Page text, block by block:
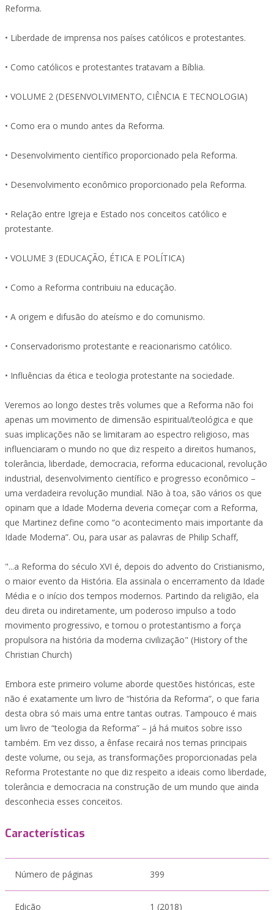
Reforma.
• Liberdade de imprensa nos países católicos e protestantes.
• Como católicos e protestantes tratavam a Bíblia.
• VOLUME 2 (DESENVOLVIMENTO, CIÊNCIA E TECNOLOGIA)
• Como era o mundo antes da Reforma.
• Desenvolvimento científico proporcionado pela Reforma.
• Desenvolvimento econômico proporcionado pela Reforma.
• Relação entre Igreja e Estado nos conceitos católico e
protestante.
• VOLUME 3 (EDUCAÇÃO, ÉTICA E POLÍTICA)
• Como a Reforma contribuiu na educação.
• A origem e difusão do ateísmo e do comunismo.
• Conservadorismo protestante e reacionarismo católico.
• Influências da ética e teologia protestante na sociedade.
Veremos ao longo destes três volumes que a Reforma não foi
apenas um movimento de dimensão espiritual/teológica e que
suas implicações não se limitaram ao espectro religioso, mas
influenciaram o mundo no que diz respeito a direitos humanos,
tolerância, liberdade, democracia, reforma educacional, revolução
industrial, desenvolvimento científico e progresso econômico –
uma verdadeira revolução mundial. Não à toa, são vários os que
opinam que a Idade Moderna deveria começar com a Reforma,
que Martinez define como “o acontecimento mais importante da
Idade Moderna”. Ou, para usar as palavras de Philip Schaff,
"...a Reforma do século XVI é, depois do advento do Cristianismo,
o maior evento da História. Ela assinala o encerramento da Idade
Média e o início dos tempos modernos. Partindo da religião, ela
deu direta ou indiretamente, um poderoso impulso a todo
movimento progressivo, e tornou o protestantismo a força
propulsora na história da moderna civilização" (History of the
Christian Church)
Embora este primeiro volume aborde questões históricas, este
não é exatamente um livro de “história da Reforma”, o que faria
desta obra só mais uma entre tantas outras. Tampouco é mais
um livro de “teologia da Reforma” – já há muitos sobre isso
também. Em vez disso, a ênfase recairá nos temas principais
deste volume, ou seja, as transformações proporcionadas pela
Reforma Protestante no que diz respeito a ideais como liberdade,
tolerância e democracia na construção de um mundo que ainda
desconhecia esses conceitos.
Características
Número de páginas 399
Edição 1 (2018)